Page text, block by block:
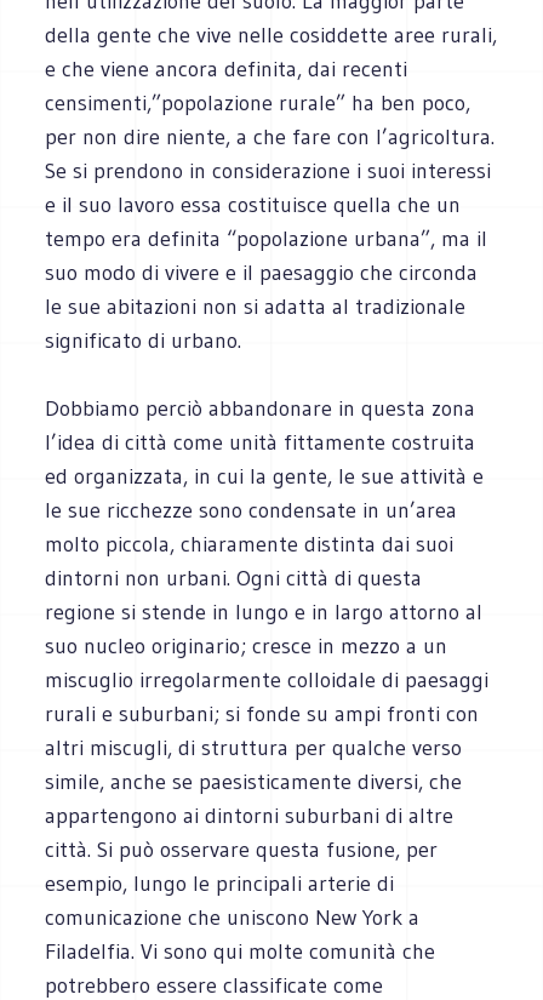
della gente che vive nelle cosiddette aree rurali,
e che viene ancora definita, dai recenti
censimenti,”popolazione rurale” ha ben poco,
per non dire niente, a che fare con l’agricoltura.
Se si prendono in considerazione i suoi interessi
e il suo lavoro essa costituisce quella che un
tempo era definita “popolazione urbana”, ma il
suo modo di vivere e il paesaggio che circonda
le sue abitazioni non si adatta al tradizionale
significato di urbano.
Dobbiamo perciò abbandonare in questa zona
l’idea di città come unità fittamente costruita
ed organizzata, in cui la gente, le sue attività e
le sue ricchezze sono condensate in un’area
molto piccola, chiaramente distinta dai suoi
dintorni non urbani. Ogni città di questa
regione si stende in lungo e in largo attorno al
suo nucleo originario; cresce in mezzo a un
miscuglio irregolarmente colloidale di paesaggi
rurali e suburbani; si fonde su ampi fronti con
altri miscugli, di struttura per qualche verso
simile, anche se paesisticamente diversi, che
appartengono ai dintorni suburbani di altre
città. Si può osservare questa fusione, per
esempio, lungo le principali arterie di
comunicazione che uniscono New York a
Filadelfia. Vi sono qui molte comunità che
potrebbero essere classificate come